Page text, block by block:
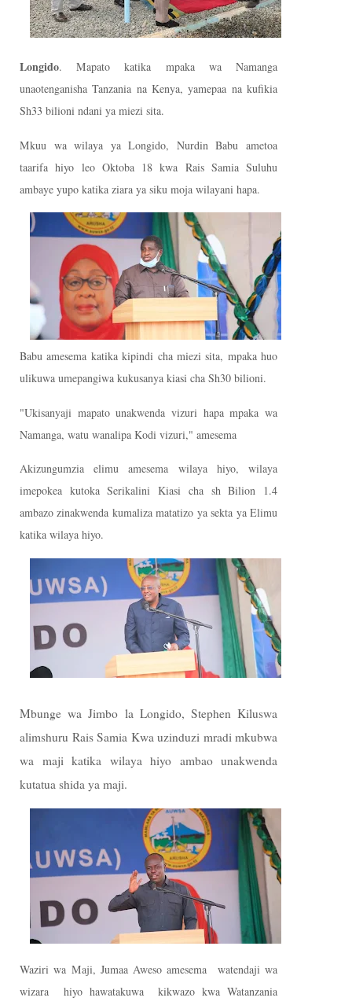
Longido. Mapato katika mpaka wa Namanga
unaotenganisha Tanzania na Kenya, yamepaa na kufikia
Sh33 bilioni ndani ya miezi sita.
Mkuu wa wilaya ya Longido, Nurdin Babu ametoa
taarifa hiyo leo Oktoba 18 kwa Rais Samia Suluhu
ambaye yupo katika ziara ya siku moja wilayani hapa.
Babu amesema katika kipindi cha miezi sita, mpaka huo
ulikuwa umepangiwa kukusanya kiasi cha Sh30 bilioni.
"Ukisanyaji mapato unakwenda vizuri hapa mpaka wa
Namanga, watu wanalipa Kodi vizuri," amesema
Akizungumzia elimu amesema wilaya hiyo, wilaya
imepokea kutoka Serikalini Kiasi cha sh Bilion 1.4
ambazo zinakwenda kumaliza matatizo ya sekta ya Elimu
katika wilaya hiyo.
Mbunge wa Jimbo la Longido, Stephen Kiluswa
alimshuru Rais Samia Kwa uzinduzi mradi mkubwa
wa maji katika wilaya hiyo ambao unakwenda
kutatua shida ya maji.
Waziri wa Maji, Jumaa Aweso amesema watendaji wa
wizara hiyo hawatakuwa kikwazo kwa Watanzania